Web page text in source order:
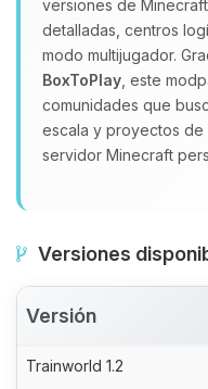
versiones de
detalladas, centros
modo multijugador.
BoxToPlay , este
comunidades que
escala y proyectos de
servidor Minecraft
Versiones
Versión
Trainworld 1.2